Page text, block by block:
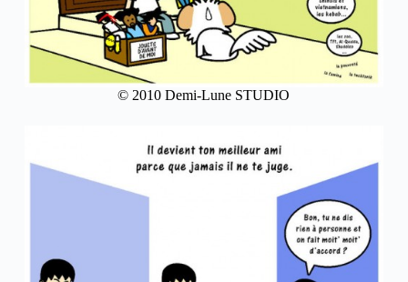
© 2010 Demi-Lune STUDIO